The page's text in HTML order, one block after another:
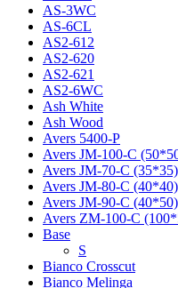
AS-3WC
AS-6CL
AS2-612
AS2-620
AS2-621
AS2-6WC
Ash White
Ash Wood
Avers 5400-P
Avers JМ-100-С
Avers JМ-70-С (35*35)
Avers JМ-80-С (40*40)
Avers JМ-90-С (40*50)
Avers ZM-100-С
Base
S
Bianco Crosscut
Bianco Melinga